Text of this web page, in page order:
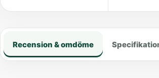
Recension & omdöme